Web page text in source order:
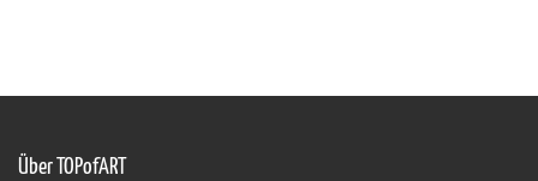
Über TOPofART